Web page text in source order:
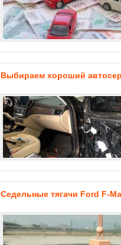
Выбираем хороший
Седельные тягачи Ford F-